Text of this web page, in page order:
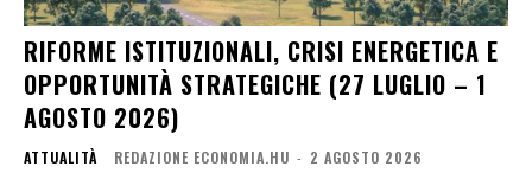
RIFORME ISTITUZIONALI, CRISI ENERGETICA E
OPPORTUNITÀ STRATEGICHE (27 LUGLIO – 1
AGOSTO 2026)
ATTUALITÀ REDAZIONE ECONOMIA.HU - 2 AGOSTO 2026